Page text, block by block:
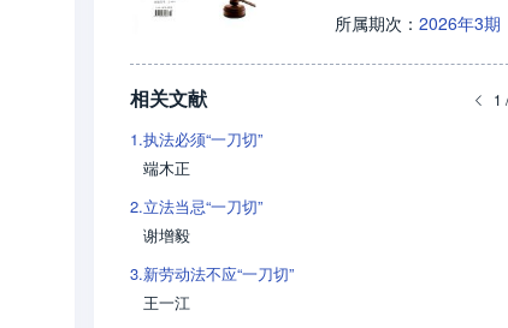
所属期次： 2026年3期
相关文献 1
1.执法必须“一刀切”
端木正
2.立法当忌“一刀切”
谢增毅
3.新劳动法不应“一刀切”
王一江